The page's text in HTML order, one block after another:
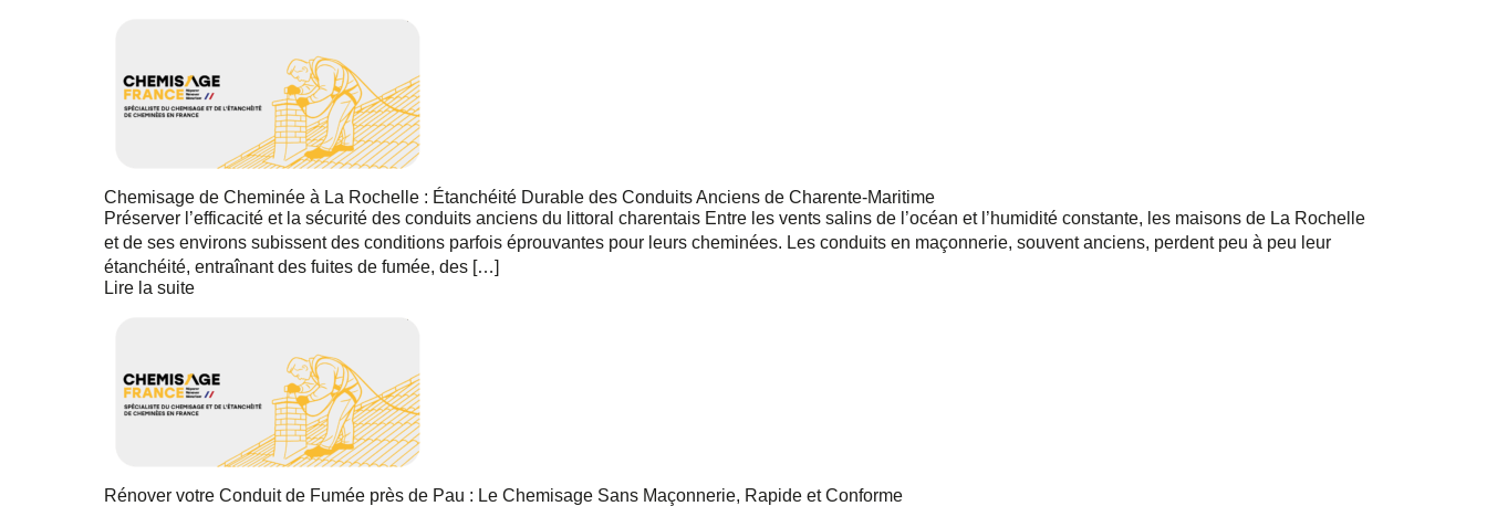
Chemisage de Cheminée à La Rochelle : Étanchéité Durable des Conduits Anciens de Charente-Maritime
Préserver l’efficacité et la sécurité des conduits anciens du littoral charentais Entre les vents salins de l’océan et l’humidité constante, les maisons de La Rochelle
et de ses environs subissent des conditions parfois éprouvantes pour leurs cheminées. Les conduits en maçonnerie, souvent anciens, perdent peu à peu leur
étanchéité, entraînant des fuites de fumée, des […]
Lire la suite
Rénover votre Conduit de Fumée près de Pau : Le Chemisage Sans Maçonnerie, Rapide et Conforme